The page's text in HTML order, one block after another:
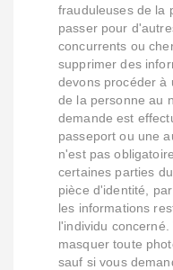
frauduleuses de la
passer pour
concurrents ou
supprimer des
devons procéder à
de la personne au
demande est
passeport ou une
n'est pas
certaines parties
pièce d'identité,
les informations
l'individu
masquer toute
sauf si vous